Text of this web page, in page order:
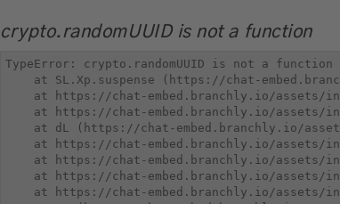
crypto.randomUUID is not a function
TypeError: crypto.randomUUID is not a function
at SL.Xp.suspense (https://chat-
at https://chat-embed.branchly.io/assets/
at https://chat-embed.branchly.io/assets/
at dL (https://chat-embed.branchly.io/
at https://chat-embed.branchly.io/assets/
at https://chat-embed.branchly.io/assets/
at https://chat-embed.branchly.io/assets/
at https://chat-embed.branchly.io/assets/